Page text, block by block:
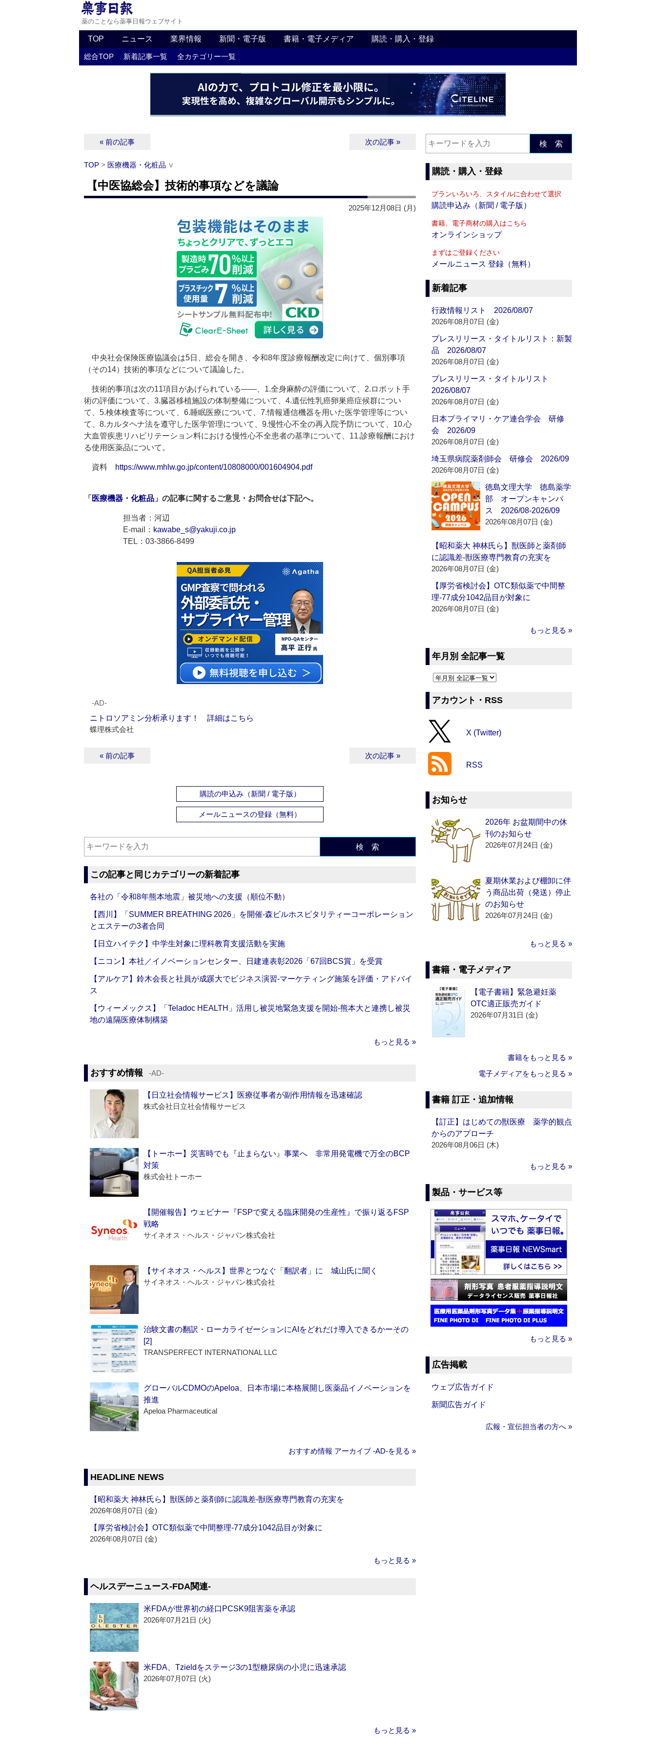
薬のことなら薬事日報ウェブサイト
TOP ニュース 業界情報 新聞・電子版 書籍・電子メディア 購読・購入・登録
総合TOP 新着記事一覧 全カテゴリー一覧
« 前の記事 次の記事 »
TOP > 医療機器・化粧品 ∨
【中医協総会】技術的事項などを議論
2025年12月08日 (月)
中央社会保険医療協議会は5日、総会を開き、令和8年度診療報酬改定に向けて、個別事項
（その14）技術的事項などについて議論した。
技術的事項は次の11項目があげられている――、1.全身麻酔の評価について、2.ロボット手
術の評価について、3.臓器移植施設の体制整備について、4.遺伝性乳癌卵巣癌症候群につい
て、5.検体検査等について、6.睡眠医療について、7.情報通信機器を用いた医学管理等につい
て、8.カルタヘナ法を遵守した医学管理について、9.慢性心不全の再入院予防について、10.心
大血管疾患リハビリテーション料における慢性心不全患者の基準について、11.診療報酬におけ
る使用医薬品について。
資料 https://www.mhlw.go.jp/content/10808000/001604904.pdf
「 医療機器・化粧品 」の記事に関するご意見・お問合せは下記へ。
担当者：河辺
E-mail： kawabe_s@yakuji.co.jp
TEL：03-3866-8499
‐AD‐
ニトロソアミン分析承ります！ 詳細はこちら
蝶理株式会社
« 前の記事 次の記事 »
購読の申込み（新聞 / 電子版）
メールニュースの登録（無料）
検 索
この記事と同じカテゴリーの新着記事
各社の「令和8年熊本地震」被災地への支援（順位不動）
【西川】「SUMMER BREATHING 2026」を開催‐森ビルホスピタリティーコーポレーション
とエステーの3者合同
【日立ハイテク】中学生対象に理科教育支援活動を実施
【ニコン】本社／イノベーションセンター、日建連表彰2026「67回BCS賞」を受賞
【アルケア】鈴木会長と社員が成蹊大でビジネス演習‐マーケティング施策を評価・アドバイ
ス
【ウィーメックス】「Teladoc HEALTH」活用し被災地緊急支援を開始‐熊本大と連携し被災
地の遠隔医療体制構築
もっと見る »
おすすめ情報 ‐AD‐
【日立社会情報サービス】医療従事者が副作用情報を迅速確認
株式会社日立社会情報サービス
【トーホー】災害時でも『止まらない』事業へ 非常用発電機で万全のBCP
対策
株式会社トーホー
【開催報告】ウェビナー『FSPで変える臨床開発の生産性』で振り返るFSP
戦略
サイネオス・ヘルス・ジャパン株式会社
【サイネオス・ヘルス】世界とつなぐ「翻訳者」に 城山氏に聞く
サイネオス・ヘルス・ジャパン株式会社
治験文書の翻訳・ローカライゼーションにAIをどれだけ導入できるかーその
[2]
TRANSPERFECT INTERNATIONAL LLC
グローバルCDMOのApeloa、日本市場に本格展開し医薬品イノベーションを
推進
Apeloa Pharmaceutical
おすすめ情報 アーカイブ ‐AD‐を見る »
HEADLINE NEWS
【昭和薬大 神林氏ら】獣医師と薬剤師に認識差‐獣医療専門教育の充実を
2026年08月07日 (金)
【厚労省検討会】OTC類似薬で中間整理‐77成分1042品目が対象に
2026年08月07日 (金)
もっと見る »
ヘルスデーニュース‐FDA関連‐
米FDAが世界初の経口PCSK9阻害薬を承認
2026年07月21日 (火)
米FDA、Tzieldをステージ3の1型糖尿病の小児に迅速承認
2026年07月07日 (火)
もっと見る »
検 索
購読・購入・登録
プランいろいろ、スタイルに合わせて選択
購読申込み（新聞 / 電子版）
書籍、電子商材の購入はこちら
オンラインショップ
まずはご登録ください
メールニュース 登録（無料）
新着記事
行政情報リスト 2026/08/07
2026年08月07日 (金)
プレスリリース・タイトルリスト：新製
品 2026/08/07
2026年08月07日 (金)
プレスリリース・タイトルリスト
2026/08/07
2026年08月07日 (金)
日本プライマリ・ケア連合学会 研修
会 2026/09
2026年08月07日 (金)
埼玉県病院薬剤師会 研修会 2026/09
2026年08月07日 (金)
徳島文理大学 徳島薬学
部 オープンキャンパ
ス 2026/08-2026/09
2026年08月07日 (金)
【昭和薬大 神林氏ら】獣医師と薬剤師
に認識差‐獣医療専門教育の充実を
2026年08月07日 (金)
【厚労省検討会】OTC類似薬で中間整
理‐77成分1042品目が対象に
2026年08月07日 (金)
もっと見る »
年月別 全記事一覧
アカウント・RSS
X (Twitter)
RSS
お知らせ
2026年 お盆期間中の休
刊のお知らせ
2026年07月24日 (金)
夏期休業および棚卸に伴
う商品出荷（発送）停止
のお知らせ
2026年07月24日 (金)
もっと見る »
書籍・電子メディア
【電子書籍】緊急避妊薬
OTC適正販売ガイド
2026年07月31日 (金)
書籍をもっと見る »
電子メディアをもっと見る »
書籍 訂正・追加情報
【訂正】はじめての獣医療 薬学的観点
からのアプローチ
2026年08月06日 (木)
もっと見る »
製品・サービス等
もっと見る »
広告掲載
ウェブ広告ガイド
新聞広告ガイド
広報・宣伝担当者の方へ »